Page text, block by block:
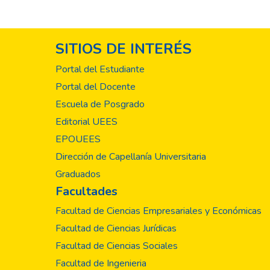
SITIOS DE INTERÉS
Portal del Estudiante
Portal del Docente
Escuela de Posgrado
Editorial UEES
EPOUEES
Dirección de Capellanía Universitaria
Graduados
Facultades
Facultad de Ciencias Empresariales y Económicas
Facultad de Ciencias Jurídicas
Facultad de Ciencias Sociales
Facultad de Ingenieria